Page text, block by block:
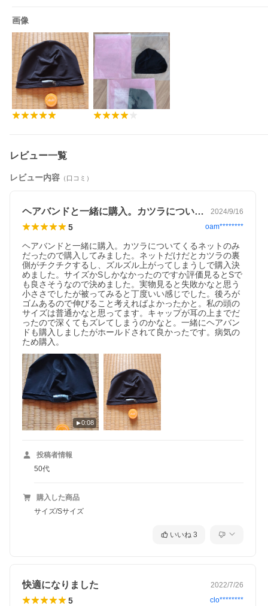
画像
レビュー一覧
レビュー内容 （口コミ）
ヘアバンドと一緒に購入。カツラについて… 2024/9/16
5 oam********
ヘアバンドと一緒に購入。カツラについてくるネットのみ
だったので購入してみました。ネットだけだとカツラの裏
側がチクチクするし、ズルズル上がってしまうしで購入決
めました。サイズかSしかなかったのですか評価見るとSで
も良さそうなので決めました。実物見ると失敗かなと思う
小ささでしたが被ってみると丁度いい感じでした。後ろが
ゴムあるので伸びること考えればよかったかと。私の頭の
サイズは普通かなと思ってます。キャップが耳の上までだ
ったので深くてもズレてしまうのかなと。一緒にヘアバン
ドも購入しましたがホールドされて良かったです。病気の
ため購入。
0:08
投稿者情報
50代
購入した商品
サイズ/Sサイズ
いいね 3
快適になりました 2022/7/26
5 clo********